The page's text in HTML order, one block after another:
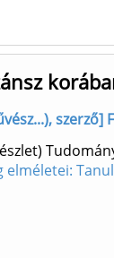
szerző]
elméletei: